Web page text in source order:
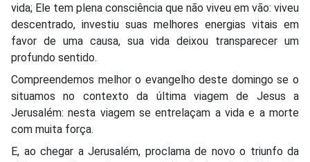
vida; Ele tem plena consciência que não viveu em vão: viveu
descentrado, investiu suas melhores energias vitais em
favor de uma causa, sua vida deixou transparecer um
profundo sentido.
Compreendemos melhor o evangelho deste domingo se o
situamos no contexto da última viagem de Jesus a
Jerusalém: nesta viagem se entrelaçam a vida e a morte
com muita força.
E, ao chegar a Jerusalém, proclama de novo o triunfo da